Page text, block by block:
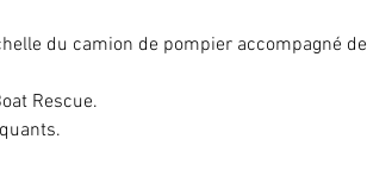
du camion de pompier accompagné de
Rescue.